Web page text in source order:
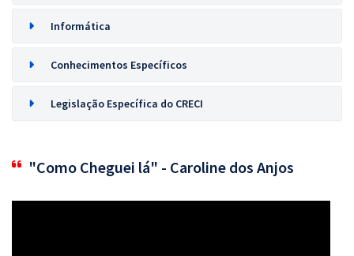
Informática
Conhecimentos Específicos
Legislação Específica do CRECI
"Como Cheguei lá" - Caroline dos Anjos